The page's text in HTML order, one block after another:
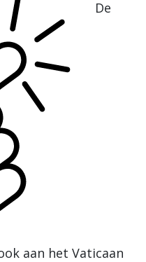
De
aan het Vaticaan